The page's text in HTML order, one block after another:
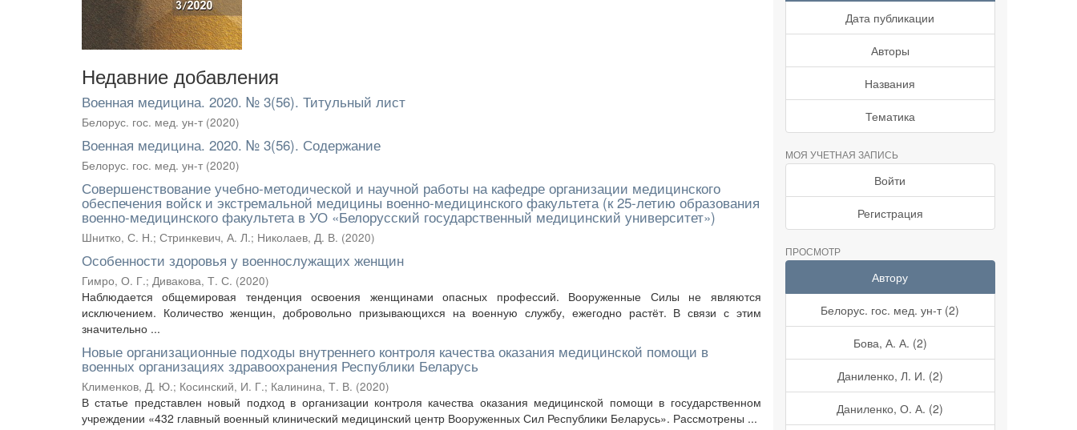
Недавние добавления
Военная медицина. 2020. № 3(56). Титульный лист
Белорус. гос. мед. ун-т (2020)
Военная медицина. 2020. № 3(56). Содержание
Белорус. гос. мед. ун-т (2020)
Совершенствование учебно-методической и научной работы на кафедре организации медицинского
обеспечения войск и экстремальной медицины военно-медицинского факультета (к 25-летию образования
военно-медицинского факультета в УО «Белорусский государственный медицинский университет»)
Шнитко, С. Н.; Стринкевич, А. Л.; Николаев, Д. В. (2020)
Особенности здоровья у военнослужащих женщин
Гимро, О. Г.; Дивакова, Т. С. (2020)
Наблюдается общемировая тенденция освоения женщинами опасных профессий. Вооруженные Силы не являются
исключением. Количество женщин, добровольно призывающихся на военную службу, ежегодно растёт. В связи с этим
значительно ...
Новые организационные подходы внутреннего контроля качества оказания медицинской помощи в
военных организациях здравоохранения Республики Беларусь
Клименков, Д. Ю.; Косинский, И. Г.; Калинина, Т. В. (2020)
В статье представлен новый подход в организации контроля качества оказания медицинской помощи в государственном
учреждении «432 главный военный клинический медицинский центр Вооруженных Сил Республики Беларусь». Рассмотрены ...
Дата публикации
Авторы
Названия
Тематика
МОЯ УЧЕТНАЯ ЗАПИСЬ
Войти
Регистрация
ПРОСМОТР
Автору
Белорус. гос. мед. ун-т (2)
Бова, А. А. (2)
Даниленко, Л. И. (2)
Даниленко, О. А. (2)